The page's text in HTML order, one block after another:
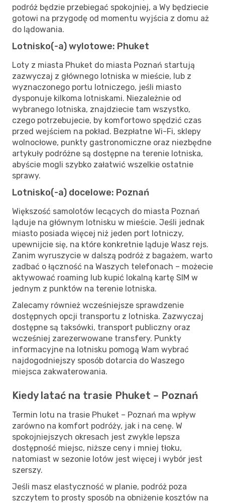
podróż będzie przebiegać spokojniej, a Wy będziecie
gotowi na przygodę od momentu wyjścia z domu aż
do lądowania.
Lotnisko(-a) wylotowe: Phuket
Loty z miasta Phuket do miasta Poznań startują
zazwyczaj z głównego lotniska w mieście, lub z
wyznaczonego portu lotniczego, jeśli miasto
dysponuje kilkoma lotniskami. Niezależnie od
wybranego lotniska, znajdziecie tam wszystko,
czego potrzebujecie, by komfortowo spędzić czas
przed wejściem na pokład. Bezpłatne Wi-Fi, sklepy
wolnocłowe, punkty gastronomiczne oraz niezbędne
artykuły podróżne są dostępne na terenie lotniska,
abyście mogli szybko załatwić wszelkie ostatnie
sprawy.
Lotnisko(-a) docelowe: Poznań
Większość samolotów lecących do miasta Poznań
ląduje na głównym lotnisku w mieście. Jeśli jednak
miasto posiada więcej niż jeden port lotniczy,
upewnijcie się, na które konkretnie ląduje Wasz rejs.
Zanim wyruszycie w dalszą podróż z bagażem, warto
zadbać o łączność na Waszych telefonach – możecie
aktywować roaming lub kupić lokalną kartę SIM w
jednym z punktów na terenie lotniska.
Zalecamy również wcześniejsze sprawdzenie
dostępnych opcji transportu z lotniska. Zazwyczaj
dostępne są taksówki, transport publiczny oraz
wcześniej zarezerwowane transfery. Punkty
informacyjne na lotnisku pomogą Wam wybrać
najdogodniejszy sposób dotarcia do Waszego
miejsca zakwaterowania.
Kiedy latać na trasie Phuket – Poznań
Termin lotu na trasie Phuket – Poznań ma wpływ
zarówno na komfort podróży, jak i na cenę. W
spokojniejszych okresach jest zwykle lepsza
dostępność miejsc, niższe ceny i mniej tłoku,
natomiast w sezonie lotów jest więcej i wybór jest
szerszy.
Jeśli masz elastyczność w planie, podróż poza
szczytem to prosty sposób na obniżenie kosztów na